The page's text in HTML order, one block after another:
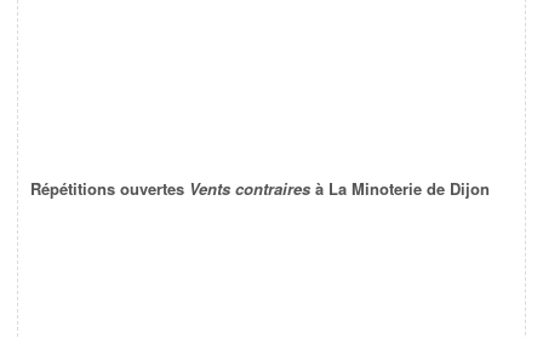
Répétitions ouvertes Vents contraires à La Minoterie de Dijon